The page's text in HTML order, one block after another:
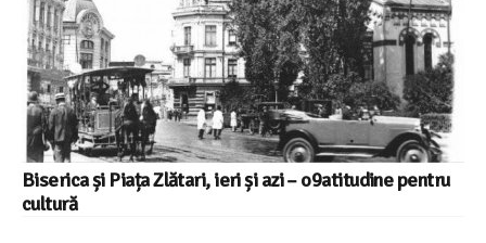
Biserica și Piața Zlătari, ieri și azi – o9atitudine pentru
cultură